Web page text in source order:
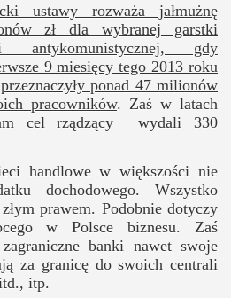
ustawy rozważa jałmużnę
zł dla wybranej garstki
antykomunistycznej, gdy
9 miesięcy tego 2013 roku
ponad 47 milionów
pracowników. Zaś w latach
cel rządzący wydali 330
handlowe w większości nie
dochodowego. Wszystko
prawem. Podobnie dotyczy
w Polsce biznesu. Zaś
banki nawet swoje
za granicę do swoich centrali
itp.